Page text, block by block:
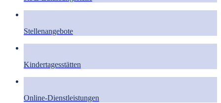
Stellenangebote
Kindertagesstätten
Online-Dienstleistungen